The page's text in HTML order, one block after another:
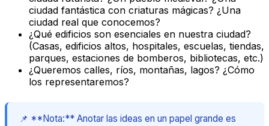
ciudad fantástica con criaturas mágicas? ¿Una
ciudad real que conocemos?
¿Qué edificios son esenciales en nuestra ciudad?
(Casas, edificios altos, hospitales, escuelas, tiendas,
parques, estaciones de bomberos, bibliotecas, etc.)
¿Queremos calles, ríos, montañas, lagos? ¿Cómo
los representaremos?
📌 **Nota:** Anotar las ideas en un papel grande es